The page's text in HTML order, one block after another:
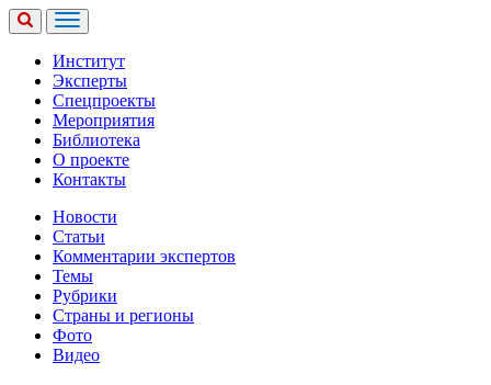
Институт
Эксперты
Спецпроекты
Мероприятия
Библиотека
О проекте
Контакты
Новости
Статьи
Комментарии экспертов
Темы
Рубрики
Страны и регионы
Фото
Видео